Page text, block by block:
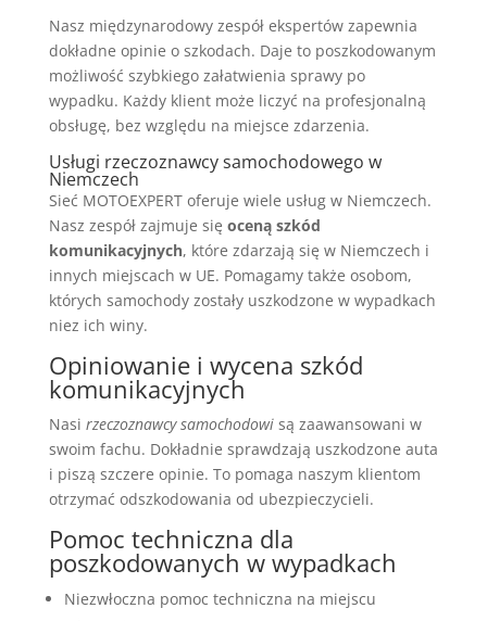
Nasz międzynarodowy zespół ekspertów zapewnia
dokładne opinie o szkodach. Daje to poszkodowanym
możliwość szybkiego załatwienia sprawy po
wypadku. Każdy klient może liczyć na profesjonalną
obsługę, bez względu na miejsce zdarzenia.
Usługi rzeczoznawcy samochodowego w
Niemczech
Sieć MOTOEXPERT oferuje wiele usług w Niemczech.
Nasz zespół zajmuje się oceną szkód
komunikacyjnych, które zdarzają się w Niemczech i
innych miejscach w UE. Pomagamy także osobom,
których samochody zostały uszkodzone w wypadkach
niez ich winy.
Opiniowanie i wycena szkód
komunikacyjnych
Nasi rzeczoznawcy samochodowisą zaawansowani w
swoim fachu. Dokładnie sprawdzają uszkodzone auta
i piszą szczere opinie. To pomaga naszym klientom
otrzymać odszkodowania od ubezpieczycieli.
Pomoc techniczna dla
poszkodowanych w wypadkach
Niezwłoczna pomoc techniczna na miejscu